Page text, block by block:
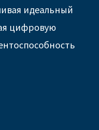
идеальный
цифровую